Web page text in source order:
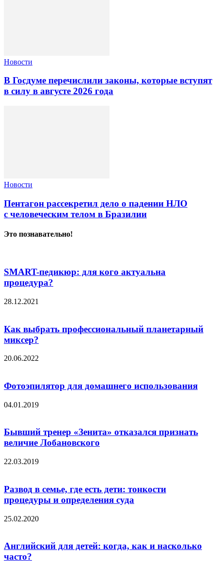
Новости
В Госдуме перечислили законы, которые вступят
в силу в августе 2026 года
Новости
Пентагон рассекретил дело о падении НЛО
с человеческим телом в Бразилии
Это познавательно!
SMART-педикюр: для кого актуальна
процедура?
28.12.2021
Как выбрать профессиональный планетарный
миксер?
20.06.2022
Фотоэпилятор для домашнего использования
04.01.2019
Бывший тренер «Зенита» отказался признать
величие Лобановского
22.03.2019
Развод в семье, где есть дети: тонкости
процедуры и определения суда
25.02.2020
Английский для детей: когда, как и насколько
часто?